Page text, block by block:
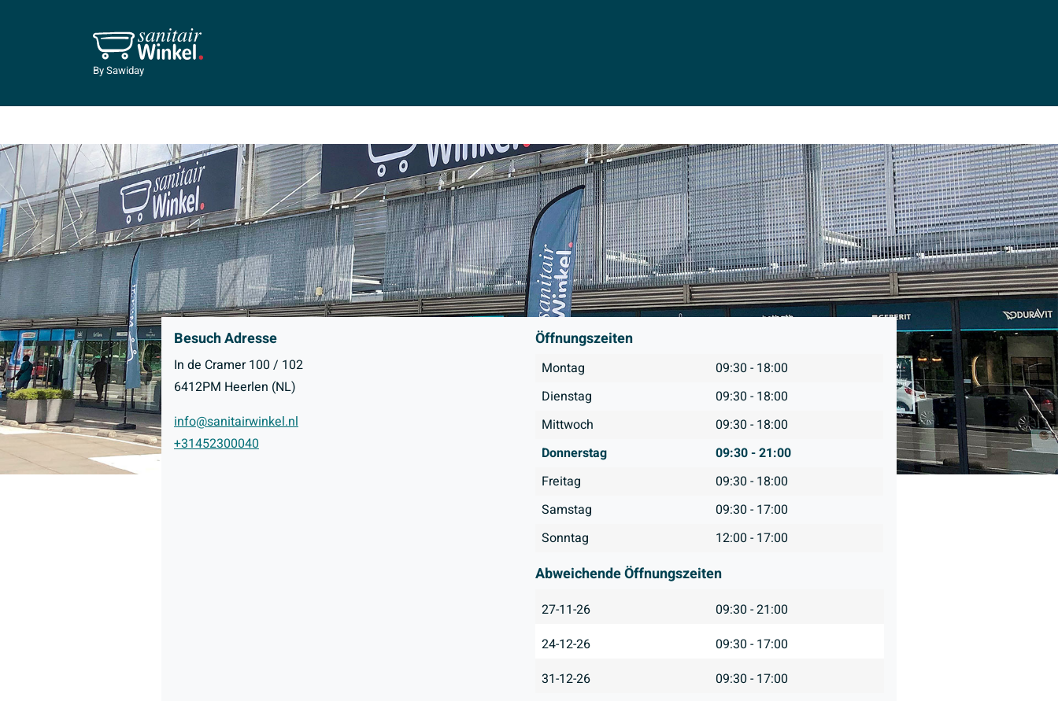
By Sawiday
Besuch Adresse
In de Cramer 100 / 102
6412PM Heerlen (NL)
info@sanitairwinkel.nl
+31452300040
Öffnungszeiten
Montag
09:30 - 18:00
Dienstag
09:30 - 18:00
Mittwoch
09:30 - 18:00
Donnerstag
09:30 - 21:00
Freitag
09:30 - 18:00
Samstag
09:30 - 17:00
Sonntag
12:00 - 17:00
Abweichende Öffnungszeiten
27-11-26
09:30 - 21:00
24-12-26
09:30 - 17:00
31-12-26
09:30 - 17:00